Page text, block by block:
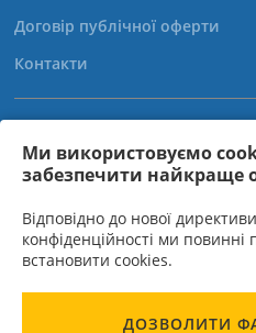
Ми використовуємо
забезпечити найкраще
Відповідно до нової
конфіденційності ми
встановити cookies.
ДОЗВОЛИТИ
Договір публічної оферти
Контакти
+38 (067)
+38 (050)
ТОВ "Новатек-Електро" -